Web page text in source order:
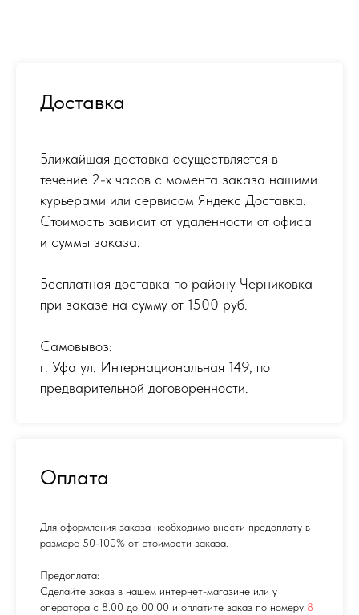
Доставка
Ближайшая доставка осуществляется в
течение 2-х часов с момента заказа нашими
курьерами или сервисом Яндекс Доставка.
Стоимость зависит от удаленности от офиса
и суммы заказа.
Бесплатная доставка по району Черниковка
при заказе на сумму от 1500 руб.
Самовывоз:
г. Уфа ул. Интернациональная 149, по
предварительной договоренности.
Оплата
Для оформления заказа необходимо внести предоплату в
размере 50-100% от стоимости заказа.
Предоплата:
Сделайте заказ в нашем интернет-магазине или у
оператора с 8.00 до 00.00 и оплатите заказ по номеру 8